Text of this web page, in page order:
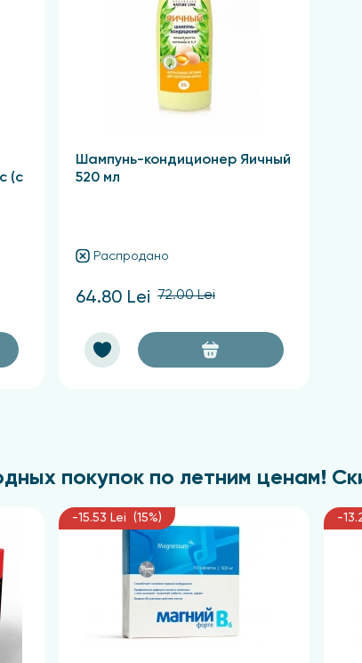
(с
Шампунь-кондиционер Яичный
520 мл
Распродано
64.80 Lei 72.00 Lei
покупок по летним ценам!
-15.53 Lei (15%) -